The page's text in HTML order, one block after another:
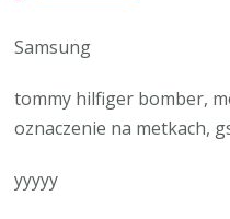
Samsung
tommy hilfiger bomber,
oznaczenie na metkach,
yyyyy